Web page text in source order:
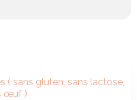
( sans gluten, sans lactose,
œuf )